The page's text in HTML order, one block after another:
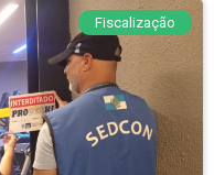
Fiscalização